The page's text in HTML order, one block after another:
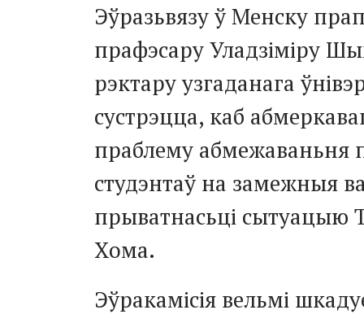
Эўразьвязу ў Менску
прафэсару Уладзіміру
рэктару узгаданага
сустрэцца, каб
праблему абмежаваньня
студэнтаў на замежныя
прыватнасьці сытуацыю
Хома.
Эўракамісія вельмі